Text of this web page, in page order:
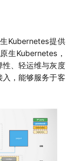
Kubernetes提供
生Kubernetes，
、轻运维与灰度
，能够服务于客